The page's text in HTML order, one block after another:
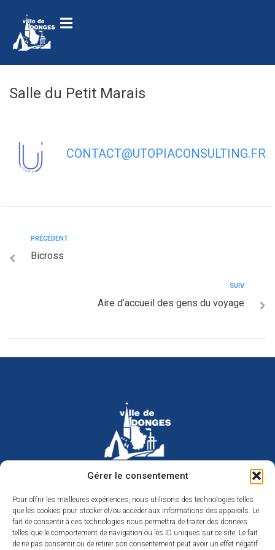
Gérer le consentement
Pour offrir les meilleures expériences, nous utilisons des technologies telles
que les cookies pour stocker et/ou accéder aux informations des appareils. Le
fait de consentir à ces technologies nous permettra de traiter des données
telles que le comportement de navigation ou les ID uniques sur ce site. Le fait
de ne pas consentir ou de retirer son consentement peut avoir un effet négatif
Salle du Petit Marais
CONTACT@UTOPIACONSULTING.FR
PRÉCÉDENT
Bicross
SUIV
Aire d’accueil des gens du voyage
Hôtel de ville de Donges
Place Armand Morvan
44480 Donges
02 40 45 79 79
Nous contacter
Horaires d’ouverture
Du lundi au jeudi de 9h à 12h et de 14h à 17h